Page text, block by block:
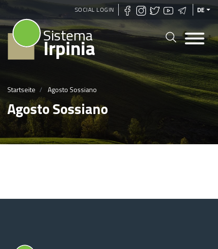
Direkt
zum
Inhalt
SOCIAL LOGIN DE
Sistema
Irpinia
Startseite Agosto Sossiano
Agosto Sossiano